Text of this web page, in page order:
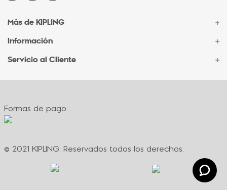
Más de KIPLING +
Acerca de Kipling
Sucursales
Información +
Contacto Corporativo
Formas de pago
Servicio al Cliente +
Contacto
Políticas de cambio
Términos y condiciones de promociones
Política de privacidad
Formas de pago:
© 2021 KIPLING. Reservados todos los derechos.